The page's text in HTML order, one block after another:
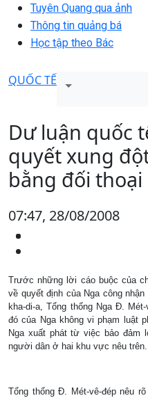
Tuyên Quang qua ảnh
Thông tin quảng bá
Học tập theo Bác
QUỐC TẾ
Dư luận quốc
quyết xung
bằng đối thoại
07:47, 28/08/2008
Trước những lời cáo buộc của
về quyết định của Nga công
kha-di-a, Tổng thống Nga Ð.
đó của Nga không vi phạm luật
Nga xuất phát từ việc bảo đảm
người dân ở hai khu vực nêu trên.
Tổng thống Ð. Mét-vê-đép nêu